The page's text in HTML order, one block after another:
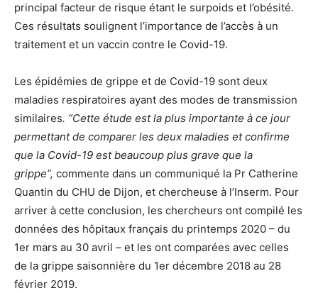
principal facteur de risque étant le surpoids et l’obésité.
Ces résultats soulignent l’importance de l’accès à un
traitement et un vaccin contre le Covid-19.
Les épidémies de grippe et de Covid-19 sont deux
maladies respiratoires ayant des modes de transmission
similaires. “Cette étude est la plus importante à ce jour
permettant de comparer les deux maladies et confirme
que la Covid-19 est beaucoup plus grave que la
grippe”, commente dans un communiqué la Pr Catherine
Quantin du CHU de Dijon, et chercheuse à l’Inserm. Pour
arriver à cette conclusion, les chercheurs ont compilé les
données des hôpitaux français du printemps 2020 – du
1er mars au 30 avril – et les ont comparées avec celles
de la grippe saisonnière du 1er décembre 2018 au 28
février 2019.